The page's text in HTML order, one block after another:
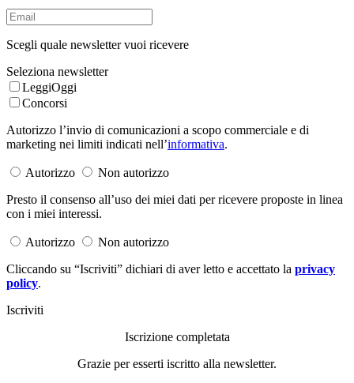
Scegli quale newsletter vuoi ricevere
Seleziona newsletter
LeggiOggi
Concorsi
Autorizzo l’invio di comunicazioni a scopo commerciale e di
marketing nei limiti indicati nell’informativa.
Autorizzo
Non autorizzo
Presto il consenso all’uso dei miei dati per ricevere proposte in linea
con i miei interessi.
Autorizzo
Non autorizzo
Cliccando su “Iscriviti” dichiari di aver letto e accettato la privacy
policy.
Iscriviti
Iscrizione completata
Grazie per esserti iscritto alla newsletter.